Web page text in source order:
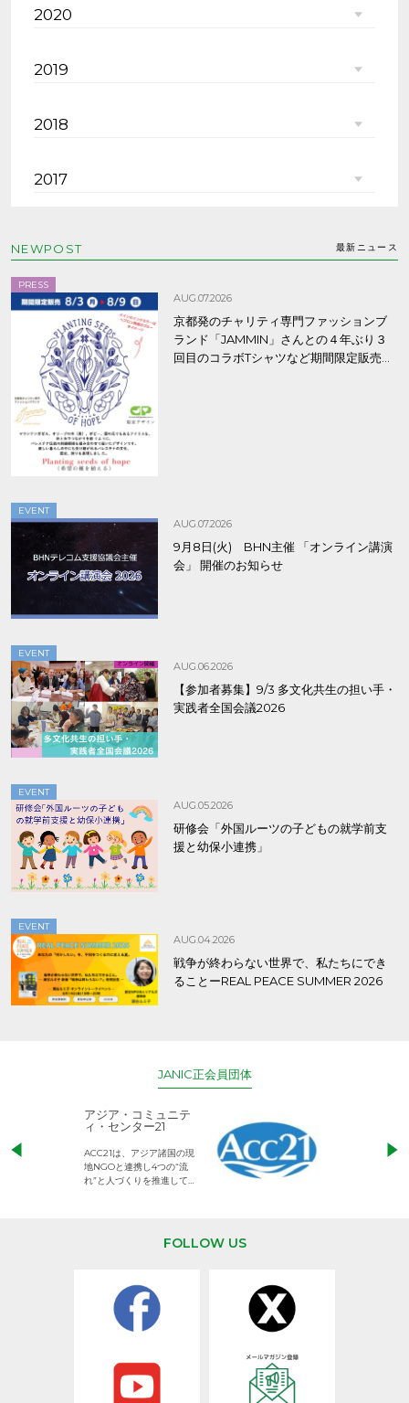
2020
2019
2018
2017
NEWPOST 最新ニュース
PRESS
AUG.07.2026
京都発のチャリティ専門ファッションブ
ランド「JAMMIN」さんとの４年ぶり３
回目のコラボTシャツなど期間限定販売、
EVENT
AUG.07.2026
9月8日(火) BHN主催 「オンライン講演
会」 開催のお知らせ
EVENT
AUG.06.2026
【参加者募集】9/3 多文化共生の担い手・
実践者全国会議2026
EVENT
AUG.05.2026
研修会「外国ルーツの子どもの就学前支
援と幼保小連携」
EVENT
AUG.04.2026
戦争が終わらない世界で、私たちにでき
ることーREAL PEACE SUMMER 2026
JANIC正会員団体
アジア・コミュニテ
ィ・センター21
ACC21は、アジア諸国の現
地NGOと連携し4つの“流
れ”と人づくりを推進してい
児童労働のない
権利が守られた
FOLLOW US